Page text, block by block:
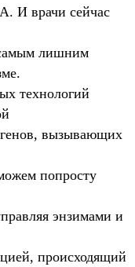
И врачи сейчас
лишним
технологий
генов, вызывающих
попросту
энзимами и
происходящий